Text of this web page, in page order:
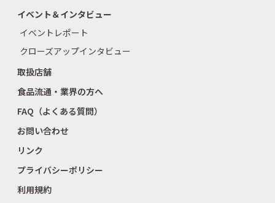
イベント＆インタビュー
イベントレポート
クローズアップインタビュー
取扱店舗
食品流通・業界の方へ
FAQ（よくある質問）
お問い合わせ
リンク
プライバシーポリシー
利用規約